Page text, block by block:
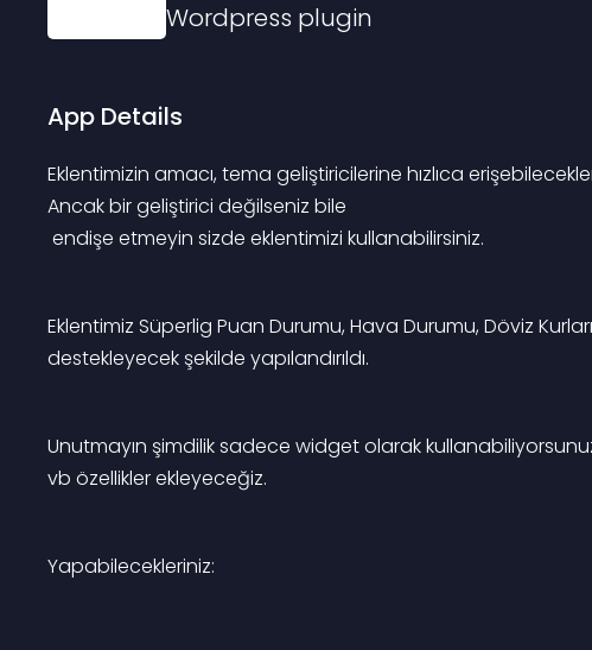
Wordpress plugin
App Details
Eklentimizin amacı, tema geliştiricilerine hızlıca
Ancak bir geliştirici değilseniz bile
endişe etmeyin sizde eklentimizi kullanabilirsiniz.
Eklentimiz Süperlig Puan Durumu, Hava Durumu, Döviz
destekleyecek şekilde yapılandırıldı.
Unutmayın şimdilik sadece widget olarak
vb özellikler ekleyeceğiz.
Yapabilecekleriniz: